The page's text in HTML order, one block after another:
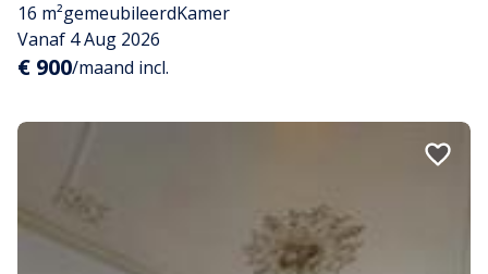
16 m²gemeubileerdKamer
Vanaf 4 Aug 2026
€ 900/maand incl.